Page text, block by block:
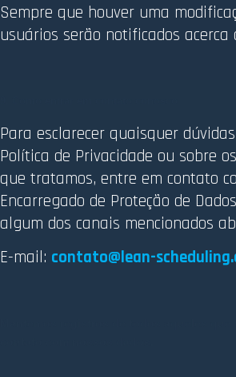
Sempre que houver uma
usuários serão notificados acerca
Para esclarecer quaisquer
Política de Privacidade ou sobre
que tratamos, entre em contato
Encarregado de Proteção de
algum dos canais mencionados
E-mail: contato@lean-